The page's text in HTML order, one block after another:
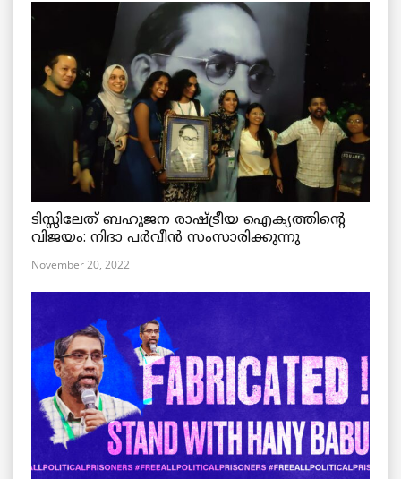
ടിസ്സിലേത് ബഹുജന രാഷ്ട്രീയ ഐക്യത്തിന്റെ
വിജയം: നിദാ പർവീൻ സംസാരിക്കുന്നു
November 20, 2022